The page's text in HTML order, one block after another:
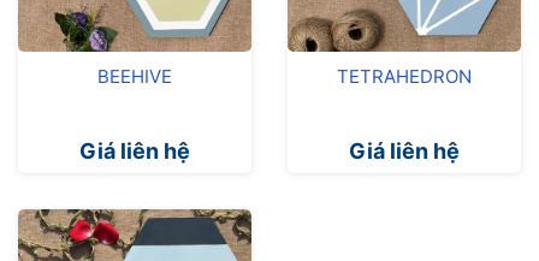
BEEHIVE
Giá liên hệ
TETRAHEDRON
Giá liên hệ